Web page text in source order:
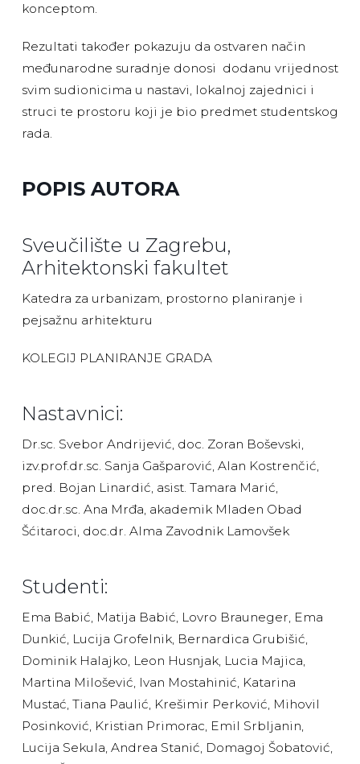
konceptom.
Rezultati također pokazuju da ostvaren način
međunarodne suradnje donosi dodanu vrijednost
svim sudionicima u nastavi, lokalnoj zajednici i
struci te prostoru koji je bio predmet studentskog
rada.
POPIS AUTORA
Sveučilište u Zagrebu,
Arhitektonski fakultet
Katedra za urbanizam, prostorno planiranje i
pejsažnu arhitekturu
KOLEGIJ PLANIRANJE GRADA
Nastavnici:
Dr.sc. Svebor Andrijević, doc. Zoran Boševski,
izv.prof.dr.sc. Sanja Gašparović, Alan Kostrenčić,
pred. Bojan Linardić, asist. Tamara Marić,
doc.dr.sc. Ana Mrđa, akademik Mladen Obad
Šćitaroci, doc.dr. Alma Zavodnik Lamovšek
Studenti:
Ema Babić, Matija Babić, Lovro Brauneger, Ema
Dunkić, Lucija Grofelnik, Bernardica Grubišić,
Dominik Halajko, Leon Husnjak, Lucia Majica,
Martina Milošević, Ivan Mostahinić, Katarina
Mustać, Tiana Paulić, Krešimir Perković, Mihovil
Posinković, Kristian Primorac, Emil Srbljanin,
Lucija Sekula, Andrea Stanić, Domagoj Šobatović,